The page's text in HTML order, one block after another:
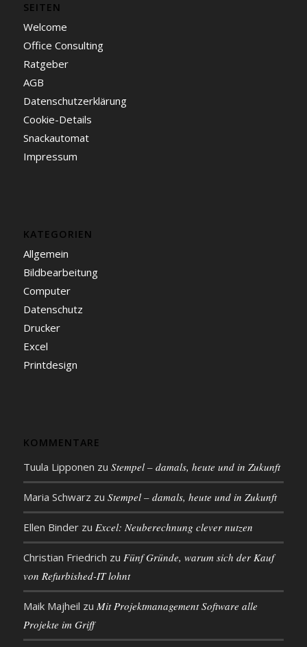
SEITEN
Welcome
Office Consulting
Ratgeber
AGB
Datenschutzerklärung
Cookie-Details
Snackautomat
Impressum
KATEGORIEN
Allgemein
Bildbearbeitung
Computer
Datenschutz
Drucker
Excel
Printdesign
KOMMENTARE
Tuula Lipponen zu Stempel – damals, heute und in Zukunft
Maria Schwarz zu Stempel – damals, heute und in Zukunft
Ellen Binderzu Excel: Neu­be­rech­nung clever nutzen
Christian Friedrich zu Fünf Gründe, warum sich der Kauf
von Refurbished-IT lohnt
Maik Majheil zu Mit Projekt­management Soft­ware alle
Projekte im Griff